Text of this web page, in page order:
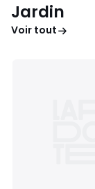
Jardin
Voir tout